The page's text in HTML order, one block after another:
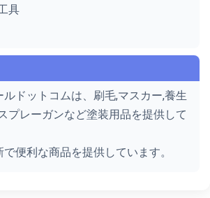
具
ドットコムは、刷毛,マスカー,養生
プレーガンなど塗装用品を提供して
便利な商品を提供しています。